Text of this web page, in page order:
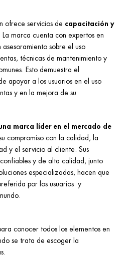
ofrece servicios de capacitación y
La marca cuenta con expertos en
sobre el uso
técnicas de mantenimiento y
Esto demuestra el
apoyar a los usuarios en el uso
y en la mejora de su
marca líder en el mercado de
compromiso con la calidad, la
y el servicio al cliente. Sus
y de alta calidad, junto
especializadas, hacen que
por los usuarios y
conocer todos los elementos en
se trata de escoger la